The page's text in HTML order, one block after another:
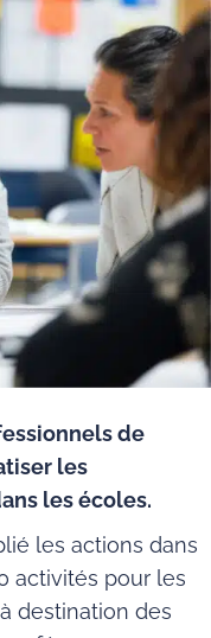
de
les
les écoles.
les actions dans
activités pour les
destination des